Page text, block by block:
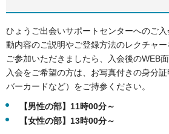
ひょうご出会いサポートセンターへのご
動内容のご説明やご登録方法のレクチャ
ご参加いただきましたら、入会後のWEB
入会をご希望の方は、お写真付きの身分
バーカードなど）をご持参ください。
【男性の部】11時00分～
【女性の部】13時00分～